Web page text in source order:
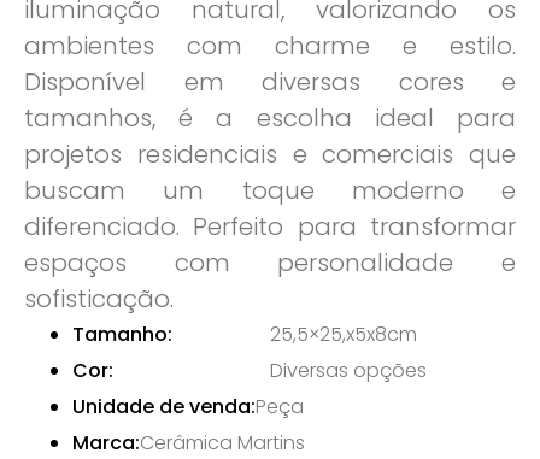
Tamanho:
25,5×25,x5x8cm
Cor:
Diversas opções
Unidade de venda:Peça
Marca:Cerâmica Martins
iluminação natural, valorizando os
ambientes com charme e estilo.
Disponível em diversas cores e
tamanhos, é a escolha ideal para
projetos residenciais e comerciais que
buscam um toque moderno e
diferenciado. Perfeito para transformar
espaços com personalidade e
sofisticação.